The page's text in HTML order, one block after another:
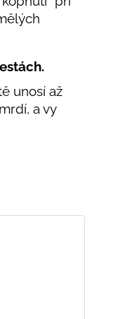
unosí až
a vy